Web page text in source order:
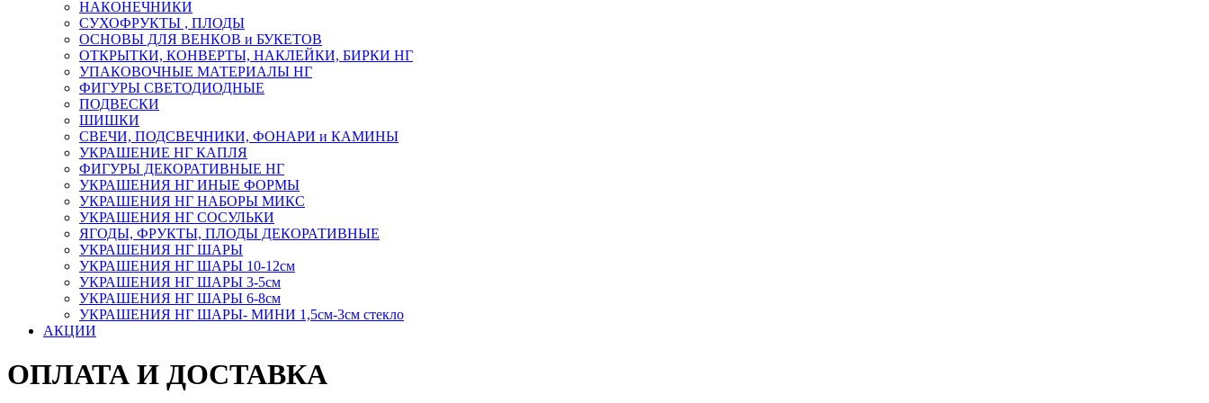
НАКОНЕЧНИКИ
СУХОФРУКТЫ , ПЛОДЫ
ОСНОВЫ ДЛЯ ВЕНКОВ и БУКЕТОВ
ОТКРЫТКИ, КОНВЕРТЫ, НАКЛЕЙКИ, БИРКИ НГ
УПАКОВОЧНЫЕ МАТЕРИАЛЫ НГ
ФИГУРЫ СВЕТОДИОДНЫЕ
ПОДВЕСКИ
ШИШКИ
СВЕЧИ, ПОДСВЕЧНИКИ, ФОНАРИ и КАМИНЫ
УКРАШЕНИЕ НГ КАПЛЯ
ФИГУРЫ ДЕКОРАТИВНЫЕ НГ
УКРАШЕНИЯ НГ ИНЫЕ ФОРМЫ
УКРАШЕНИЯ НГ НАБОРЫ МИКС
УКРАШЕНИЯ НГ СОСУЛЬКИ
ЯГОДЫ, ФРУКТЫ, ПЛОДЫ ДЕКОРАТИВНЫЕ
УКРАШЕНИЯ НГ ШАРЫ
УКРАШЕНИЯ НГ ШАРЫ 10-12см
УКРАШЕНИЯ НГ ШАРЫ 3-5см
УКРАШЕНИЯ НГ ШАРЫ 6-8см
УКРАШЕНИЯ НГ ШАРЫ- МИНИ 1,5см-3см стекло
АКЦИИ
ОПЛАТА И ДОСТАВКА